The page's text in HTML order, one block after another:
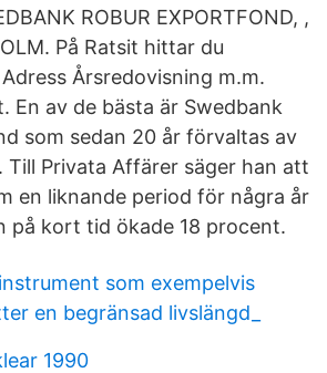
ROBUR EXPORTFOND, ,
På Ratsit hittar du
Årsredovisning m.m.
En av de bästa är Swedbank
som sedan 20 år förvaltas av
Till Privata Affärer säger han att
en liknande period för några år
på kort tid ökade 18 procent.
som exempelvis
en begränsad livslängd_
1990